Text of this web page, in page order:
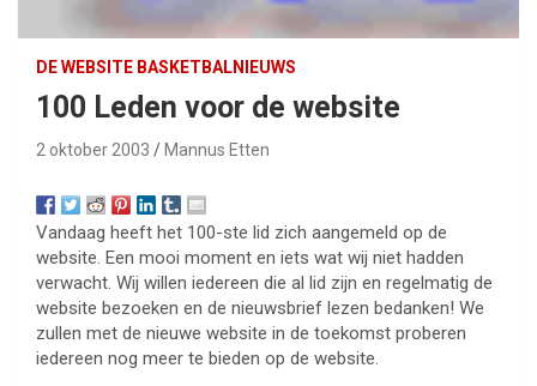
DE WEBSITE BASKETBALNIEUWS
100 Leden voor de website
2 oktober 2003 Mannus Etten
Vandaag heeft het 100-ste lid zich aangemeld op de
website. Een mooi moment en iets wat wij niet hadden
verwacht. Wij willen iedereen die al lid zijn en regelmatig de
website bezoeken en de nieuwsbrief lezen bedanken! We
zullen met de nieuwe website in de toekomst proberen
iedereen nog meer te bieden op de website.